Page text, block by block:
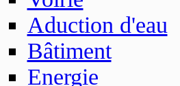
Aduction d'eau
Bâtiment
Energie